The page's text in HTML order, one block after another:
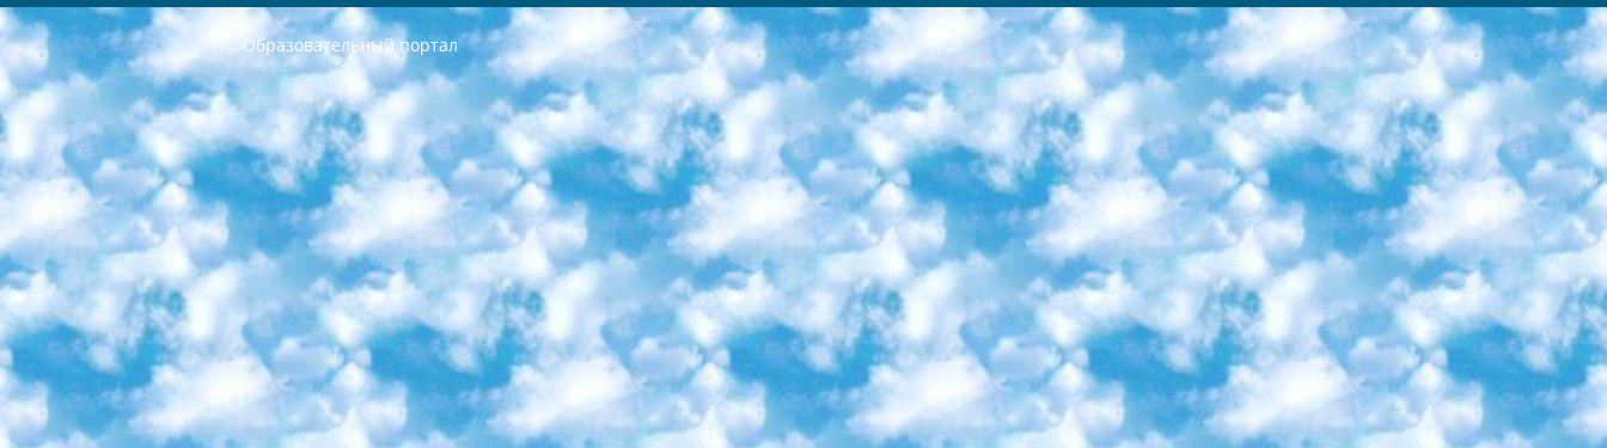
Образовательный портал
РЕСПУБЛИКА УЗБЕКИСТАН МИНИСТРЕРСТВО ДОШКОЛЬНОГО И ШКОЛЬНОГО ОБРАЗОВАНИЯ КОМАНДА в общеобразовательных учреждениях в 2023-2024 учебном году организация и проведение итоговой государственной аттестации обучающихся о Министра дошкольного и школьного образования Республики Узбекистан от 4 марта 2008 года (постановлением Минюста от 20 марта 2008 года № 1778 государственной регистрации) «Итоговое состояние учащихся общего среднего образования на основании положения об утверждении положения об аттестации общего среднего образования выпускной экзамен студентов в образовательных учреждениях в 2023-2024 учебном году В целях организации и прохождения аттестации приказываю: 1. Следующее: перечень предметов, по которым будет проводиться итоговая государственная аттестация и экзамен формы перевода согласно приложению 1; сертификаты международного образца, оценивающие уровень владения иностранными языками перечень согласно приложению 2; 2. Педагогический при специализированных образовательных учреждениях. научно-практический центр квалификации и международной оценки (Д.Давидова) 2024 г. До 25 марта: задания по предметам, по которым будет проводиться итоговая аттестация разработка и утверждение технических условий; итоговая аттестация на основании разработанного предметного задания разработка вопросов по предметам (устно и письменно), экзамен передача; общеобразовательные средние школы и специальные учебные заведения учащиеся выпускных классов школ и интернатов в агентской системе подготовка базы данных экзаменационных материалов и критериев оценки; перевод базы экзаменационных материалов на все языки обучения подать в Республиканский образовательный центр для изготовления; варианты экзаменов на основе разработанных контрольных материалов пусть будут поставлены задачи формирования. 3. Республиканский образовательный центр (Ш.Худайкулов) до 5 апреля 2024 года. до: база данных предоставленных экзаменационных материалов на все языки обучения перевод и экспертиза; для слепых, слабовидящих, глухих, слабослышащих и умственно отсталых детей учащиеся выпускных классов специализированных школ и школ-интернатов база данных экзаменационных материалов на всех преподаваемых языках подготовка критериев оценки; специализированные школы для умственно отсталых детей и технологии для учащихся выпускных классов школ-интернатов разработка соответствующих рекомендаций и критериев проведения ЕГЭ по естествознанию давать задания. 4. Педагогический при специализированных образовательных учреждениях. Научно-практический центр навыков и международной оценки (Д.Давидова), Республика образовательный центр (Худайкулов Ш.) итоговый государственный аттестационный экзамен ориентирован на творческое и логическое мышление при подготовке базы материалов учитывать введение заданий. 5. Следует отметить, что: сертификат государственного образца о знании общеобразовательного предмета и как минимум национальный уровень B1 по предметам на иностранных языках, указанным в Приложении 2. или международно признанный сертификат эквивалентного уровня студенты, изучающие определенный предмет, освобождаются от экзамена; по соответствующим предметам запланирована итоговая государственная аттестация за день до дня, путем жеребьевки Рабочей группой (в письменной форме по предметам, проводимым в форме) из числа сформированных вариантов выбрано 2 варианта; 2 выбранных варианта экзамена анонсированы на официальном сайте министерства и все выпускники по всей стране на основе этих вариантов проводит итоговую государственную аттестацию. 6. Государственное образование учащихся средних общеобразовательных учреждений. знания в соответствии с квалификационными требованиями, которые необходимо приобрести на основании стандартов итоговый (выпускной) контроль для 9 и 11 классов в целях тестирования Экзамены (далее – экзамены) состоят из предметов, перечисленных в приложении 1. будет сделано. 7. Экзамены пройдут с 26 мая по 15 июня 2024 г. (кроме науки физического воспитания). 8. Физическая для учащихся 9 классов общесредних образовательных учреждений. Экзамены по предмету «Образование, квалификация медицина» 1-6 мая 2024 года. сотрудники перевести под присмотр (с отклонениями в физическом или умственном развитии) специализированная школа для детей, школы-интернаты и со сколиозом школы-интернаты санаторного типа для больных детей исключены). 9. Он был слепым, слабовидящим и имел нарушения опорно-двигательного аппарата. экзамены в специализированных школах и интернатах для детей должны проводиться исходя из требований, предъявляемых к общеобразовательным учреждениям (физкультура кроме науки). 10. Специализированная школа для глухих и слабослышащих детей. и экзамены в интернатах и быть реализован в виде письменного теста по математике. 11. Специальность для умственно отсталых детей. Для 9 класса Родной язык и литературное письмо Государственный язык (язык обучения – узбекский). для неклассов) написано Математическое письмо Письменная/устная история Узбекистана Физическое воспитание практично Итоговый контроль Для 11 класса Написание родного языка и литературы (эссе) Математическое письмо Узбекский язык (обучение на узбекском языке) не посещающее общее среднее образование для учреждений)/Образовательное учреждение выбор письменный и устный Иностранный язык письменный/устный Письменная/устная история Узбекистана *По выбору студента:  Химия  Физика  Основы государственного права  География 10 бесплатных образовательных ресурсов - Мы составили подборку онлайн-проектов с интерактивными упражнениями, видеолекциями и статьями. Они помогут вам обрести новые и освежить старые знания бесплатно. 1. «ИНТУИТ» Старейшая образовательная площадка Рунета. Здесь вы найдёте сотни текстовых и видеокурсов на десятки различных тем — от программирования до психологии. Многие курсы подготовлены российскими университетами и крупными международными компаниями вроде Intel и Microsoft. Самостоятельное обучение бесплатное, но желающие могут оплатить услуги персональных наставников. 2. «Смартия» знакомит с актуальными профессиями и подсказывает, как им обучаться. Выбрав заинтересовавшую вас специальность — SMM-специалист, фотограф, веб-дизайнер или другую, — увидите список необходимых для неё умений. Чтобы вы могли освоить их самостоятельно, для каждого умения площадка отображает подборку ссылок на учебные материалы. Хотя «Смартия» ориентируется на русскоязычную аудиторию, часть контента всё же доступна только на английском. 3. «Лекторий Физтеха» Проект Московского физико-технического института (Физтеха). С его помощью вы можете смотреть онлайн серии лекций, записанные на видео в этом вузе. В числе доступных предметов — физика, биология, химия, информационные технологии и другие. К некоторым лекциям администрация ресурса прилагает готовые конспекты, которые можно скачивать в PDF-формате. 4. ITMOcourses Онлайн-площадка Санкт-Петербургского национального исследовательского университета информационных технологий, механики и оптики (ИТМО). Ресурс предоставляет свободный доступ к курсам, разработанным в этом вузе. Каталог материалов разбит на четыре категории: «Оптические системы и технологии», «Приборостроение и робототехника», «Информационные технологии» и «Биотехнологии». Курсы состоят из видеолекций, интерактивных демонстраций и заданий. 5. «КиберЛенинка» Электронная научная библиотека открытого доступа. Каталог площадки регулярно обрастает текстами статей из различных научных изданий. Сгруппированные по журналам и рубрикам публикации можно читать онлайн или скачивать целиком в PDF-формате. Проект нацелен на популяризацию науки за счёт открытого доступа к качественной информации. 6. «ПостНаука» На этом ресурсе публикуют подборки видеолекций, составленные экспертами из разных отраслей и объединённые общими темами. Среди них, к примеру, есть серии «Биоинформатика и геномика», «Культура средневековой Скандинавии» и Cinema Studies о теории кино. Каждая подборка лекций — логически связанная история, рассказанная экспертом от первого лица. Кроме того, на сайте появляются научно-образовательные статьи и тесты на разные темы. 7. «Newочём» Команда проекта «Newочём» отбирает самые интересные тексты из англоязычных СМИ и переводит те из них, за которые голосуют участники сообщества «ВКонтакте». По большей части это научно-популярные статьи. Редакторы придумывают лишь заголовки, в остальном содержание переводов соответствует оригиналам. Полные тексты можно читать прямо в социальной сети. 8. InternetUrok Онлайн-база материалов по основным дисциплинам школьной программы. Информация на сайте структурирована по классам, предметам и темам (урокам). Каждый урок состоит из видеолекций и конспектов. Есть также интерактивные тренажёры и тесты для закрепления пройденного материала. Даже если вы давно окончили школу, возможность повторить программу старших классов всегда может пригодиться. 9. Edutainme Ещё один ресурс об образовании. В отличие от Newtonew, как мне кажется, Edutainme больше ориентируется на представителей индустрии: педагогов, предпринимателей, разработчиков образовательных проектов. Но и любой, кто просто стремится к саморазвитию, найдёт на сайте много полезного и интересного для себя. Например, информацию о новых курсах и образовательных сервисах. 10. Newtonew Онлайн-медиа об образовании и обучении в широком смысле. Авторы Newtonew пишут об инструментах, заведениях, тактиках и стратегиях, которые помогают учить других и получать новые знания самостоятельно. На этой площадке вы найдёте новости, обзоры, аналитические мат